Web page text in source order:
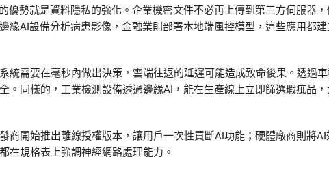
優勢就是資料隱私的強化。企業機密文件不必再上傳到第三方伺服器
緣AI設備分析病患影像，金融業則部署本地端風控模型，這些應用都
統需要在毫秒內做出決策，雲端往返的延遲可能造成致命後果。透過
。同樣的，工業檢測設備透過邊緣AI，能在生產線上立即篩選瑕疵品
商開始推出離線授權版本，讓用戶一次性買斷AI功能；硬體廠商則將
在規格表上強調神經網路處理能力。